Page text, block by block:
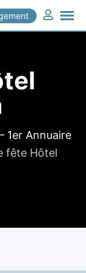
1er Annuaire
fête Hôtel